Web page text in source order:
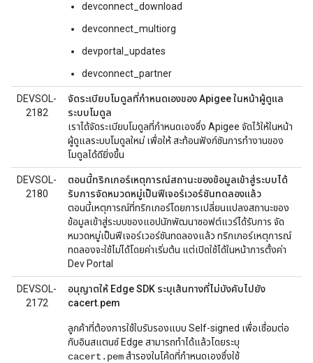
devconnect_download
devconnect_multiorg
devportal_updates
devconnect_partner
DEVSOL-
2182
จัดระเบียบโมดูลที่กำหนดเองของ Apigee ในหน้าผู้ดูแล
ระบบโมดูล
เราได้จัดระเบียบโมดูลที่กำหนดเองซึ่ง Apigee จัดไว้ให้ในหน้า
ผู้ดูแลระบบโมดูลใหม่ เพื่อให้ สะท้อนฟังก์ชันการทำงานของ
โมดูลได้ดียิ่งขึ้น
DEVSOL-
2180
ตอนนี้ทริกเกอร์เหตุการณ์สถานะของข้อมูลเข้าสู่ระบบได้
รับการจัดหมวดหมู่เป็นฟีเจอร์เวอร์ชันทดลองแล้ว
ตอนนี้เหตุการณ์ที่ทริกเกอร์โดยการเปลี่ยนแปลงสถานะของ
ข้อมูลเข้าสู่ระบบของแอปนักพัฒนาซอฟต์แวร์ได้รับการ จัด
หมวดหมู่เป็นฟีเจอร์เวอร์ชันทดลองแล้ว ทริกเกอร์เหตุการณ์
ทดลองจะใช้ไม่ได้โดยค่าเริ่มต้น แต่เปิดใช้ได้ในหน้าการตั้งค่า
Dev Portal
DEVSOL-
2172
อนุญาตให้ Edge SDK ระบุเส้นทางที่ไม่บังคับไปยัง
cacert.pem
ลูกค้าที่ต้องการใช้ใบรับรองแบบ Self-signed เพื่อเชื่อมต่อ
กับอินสแตนซ์ Edge สามารถทำได้แล้วโดยระบุ
cacert.pemสำรองในโค้ดที่กำหนดเองซึ่งใช้